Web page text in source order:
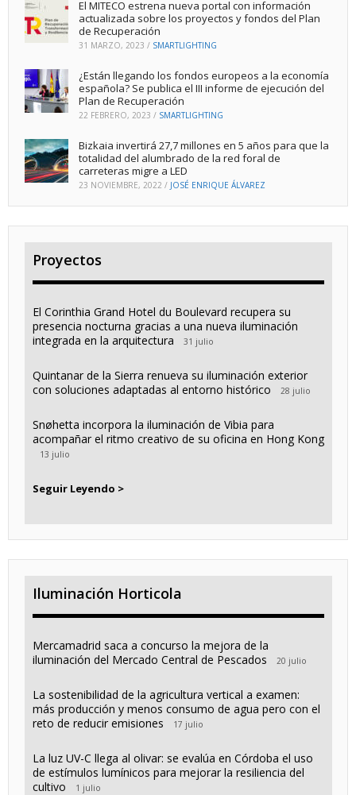
El MITECO estrena nueva portal con información
actualizada sobre los proyectos y fondos del Plan
de Recuperación
31 MARZO, 2023 / SMARTLIGHTING
¿Están llegando los fondos europeos a la economía
española? Se publica el III informe de ejecución del
Plan de Recuperación
22 FEBRERO, 2023 / SMARTLIGHTING
Bizkaia invertirá 27,7 millones en 5 años para que la
totalidad del alumbrado de la red foral de
carreteras migre a LED
23 NOVIEMBRE, 2022 / JOSÉ ENRIQUE ÁLVAREZ
Proyectos
El Corinthia Grand Hotel du Boulevard recupera su
presencia nocturna gracias a una nueva iluminación
integrada en la arquitectura
31 julio
Quintanar de la Sierra renueva su iluminación exterior
con soluciones adaptadas al entorno histórico
28 julio
Snøhetta incorpora la iluminación de Vibia para
acompañar el ritmo creativo de su oficina en Hong Kong
13 julio
Seguir Leyendo >
Iluminación Horticola
Mercamadrid saca a concurso la mejora de la
iluminación del Mercado Central de Pescados
20 julio
La sostenibilidad de la agricultura vertical a examen:
más producción y menos consumo de agua pero con el
reto de reducir emisiones
17 julio
La luz UV-C llega al olivar: se evalúa en Córdoba el uso
de estímulos lumínicos para mejorar la resiliencia del
cultivo
1 julio